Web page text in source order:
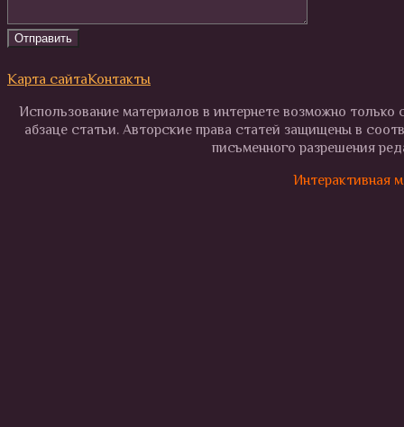
Карта сайтаКонтакты
Использование материалов в интернете возможно
абзаце статьи. Авторские права статей защищены в
письменного разрешения
Интерактивная